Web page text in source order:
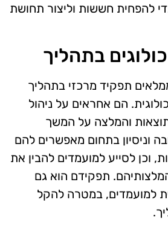
להפחית חששות וליצור תחושת
בתהליך
תפקיד מרכזי בתהליך
הם אחראים על ניהול
והמלצה על המשך
וניסיון בתחום מאפשרים להם
וכן לסייע למועמדים להבין את
תפקידם הוא גם
למועמדים, במטרה להקל